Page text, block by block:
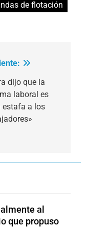
de flotación
dijo que la
laboral es
estafa a los
al
que propuso